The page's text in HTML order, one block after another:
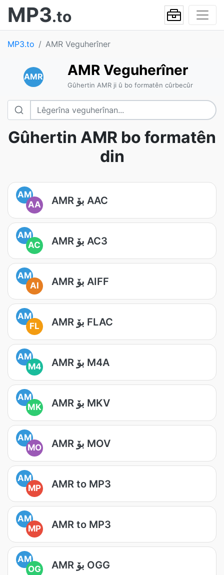
MP3.to
MP3.to AMR Veguherîner
AMR AMR Veguherîner
Gûhertin AMR ji û bo formatên cûrbecûr
Gûhertin AMR bo formatên
din
AM
AA
AMR بۆ AAC
AM
AC
AMR بۆ AC3
AM
AI
AMR بۆ AIFF
AM
FL
AMR بۆ FLAC
AM
M4
AMR بۆ M4A
AM
MK
AMR بۆ MKV
AM
MO
AMR بۆ MOV
AM
MP
AMR to MP3
AM
MP
AMR to MP3
AM
OG
AMR بۆ OGG